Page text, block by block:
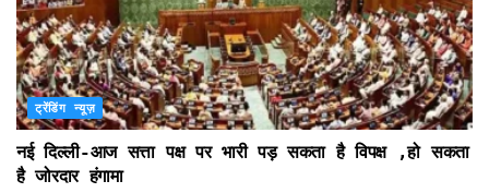
ट्रेंडिंग न्यूज़
नई दिल्ली-आज सत्ता पक्ष पर भारी पड़ सकता है विपक्ष ,हो सकता
है जोरदार हंगामा